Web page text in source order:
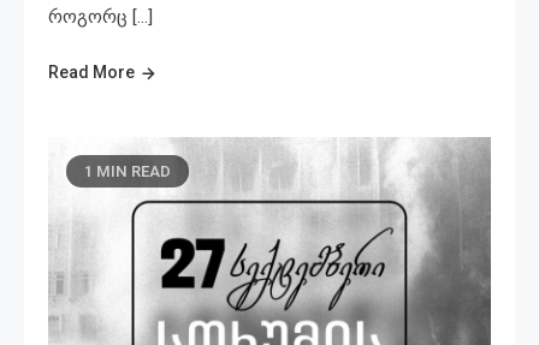
როგორც […]
Read More
1 MIN READ